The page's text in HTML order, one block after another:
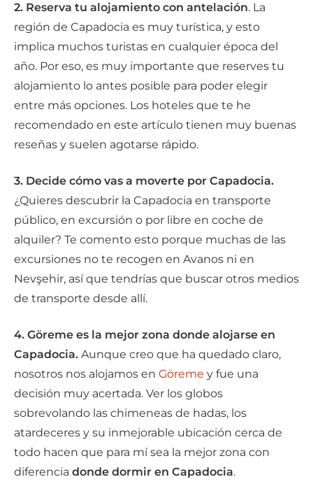
2. Reserva tu alojamiento con antelación. La
región de Capadocia es muy turística, y esto
implica muchos turistas en cualquier época del
año. Por eso, es muy importante que reserves tu
alojamiento lo antes posible para poder elegir
entre más opciones. Los hoteles que te he
recomendado en este artículo tienen muy buenas
reseñas y suelen agotarse rápido.
3. Decide cómo vas a moverte por Capadocia.
¿Quieres descubrir la Capadocia en transporte
público, en excursión o por libre en coche de
alquiler? Te comento esto porque muchas de las
excursiones no te recogen en Avanos ni en
Nevşehir, así que tendrías que buscar otros medios
de transporte desde allí.
4. Göreme es la mejor zona donde alojarse en
Capadocia. Aunque creo que ha quedado claro,
nosotros nos alojamos en Göreme y fue una
decisión muy acertada. Ver los globos
sobrevolando las chimeneas de hadas, los
atardeceres y su inmejorable ubicación cerca de
todo hacen que para mí sea la mejor zona con
diferencia donde dormir en Capadocia.